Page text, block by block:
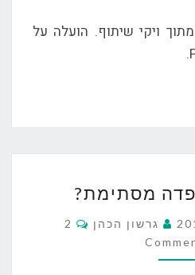
ויקי שיתוף. הועלה על
אינתיפדה
מסתימת?
מסתימת?
גרשון הכהן Comments
2